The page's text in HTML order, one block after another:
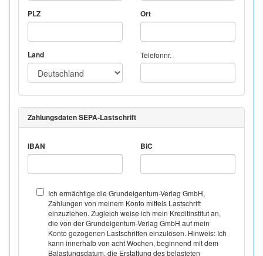
PLZ Ort
Land Telefonnr.
Zahlungsdaten SEPA-Lastschrift
IBAN BIC
Ich ermächtige die Grundeigentum-Verlag GmbH,
Zahlungen von meinem Konto mittels Lastschrift
einzuziehen. Zugleich weise ich mein Kreditinstitut an,
die von der Grundeigentum-Verlag GmbH auf mein
Konto gezogenen Lastschriften einzulösen. Hinweis: Ich
kann innerhalb von acht Wochen, beginnend mit dem
Balastungsdatum, die Erstattung des belasteten